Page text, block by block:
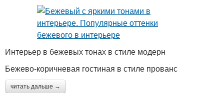
Интерьер в бежевых тонах в стиле модерн
Бежево-коричневая гостиная в стиле прованс
читать дальше →